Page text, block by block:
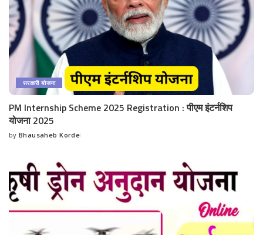
सरकारी योजना
PM Internship Scheme 2025 Registration : पीएम इंटर्नशिप
योजना 2025
Posted
by Bhausaheb Korde